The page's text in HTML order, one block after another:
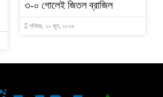
৩-০ গোলেই জিতল ব্রাজিল
শনিবার, ২০ জুন, ২০২৬